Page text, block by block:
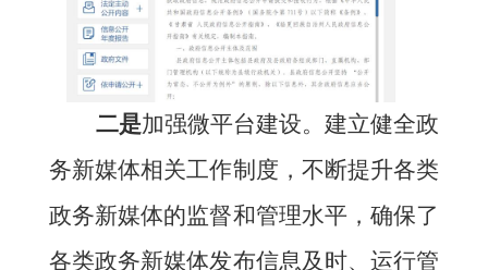
二是加强微平台建设。建立健全政
务新媒体相关工作制度，不断提升各类
政务新媒体的监督和管理水平，确保了
各类政务新媒体发布信息及时、运行管